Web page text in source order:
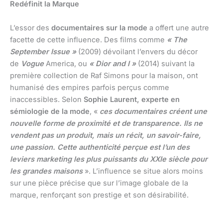
Redéfinit la Marque
L’essor des documentaires sur la mode a offert une autre
facette de cette influence. Des films comme « The
September Issue »(2009) dévoilant l’envers du décor
de VogueAmerica, ou « Dior and I »(2014) suivant la
première collection de Raf Simons pour la maison, ont
humanisé des empires parfois perçus comme
inaccessibles. Selon Sophie Laurent, experte en
sémiologie de la mode, « ces documentaires créent une
nouvelle forme de proximité et de transparence. Ils ne
vendent pas un produit, mais un récit, un savoir-faire,
une passion. Cette authenticité perçue est l’un des
leviers marketing les plus puissants du XXIe siècle pour
les grandes maisons». L’influence se situe alors moins
sur une pièce précise que sur l’image globale de la
marque, renforçant son prestige et son désirabilité.